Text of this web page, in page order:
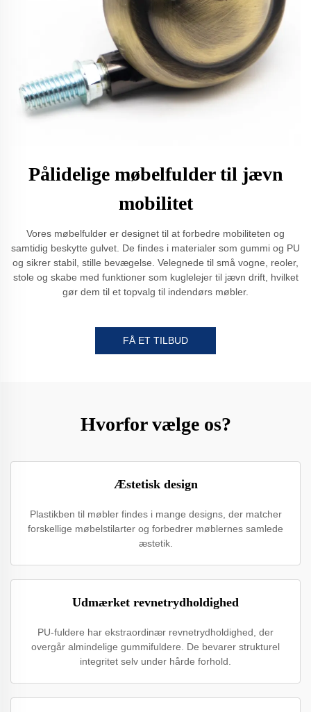
Pålidelige møbelfulder til jævn
mobilitet
Vores møbelfulder er designet til at forbedre mobiliteten og
samtidig beskytte gulvet. De findes i materialer som gummi og PU
og sikrer stabil, stille bevægelse. Velegnede til små vogne, reoler,
stole og skabe med funktioner som kuglelejer til jævn drift, hvilket
gør dem til et topvalg til indendørs møbler.
FÅ ET TILBUD
Hvorfor vælge os?
Æstetisk design
Plastikben til møbler findes i mange designs, der matcher
forskellige møbelstilarter og forbedrer møblernes samlede
æstetik.
Udmærket revnetrydholdighed
PU-fuldere har ekstraordinær revnetrydholdighed, der
overgår almindelige gummifuldere. De bevarer strukturel
integritet selv under hårde forhold.